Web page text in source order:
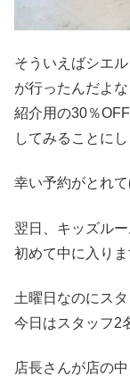
そういえばシエ
が行ったんだよな
紹介用の30％
してみることにし
幸い予約がとれて
翌日、キッズル
初めて中に入りま
土曜日なのにス
今日はスタッフ2
店長さんが店の